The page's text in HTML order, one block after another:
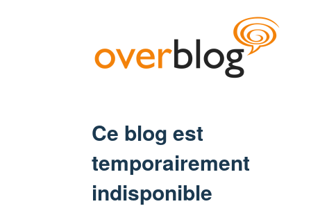
Ce blog est
temporairement
indisponible